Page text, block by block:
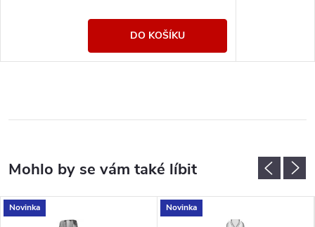
DO KOŠÍKU
Novinka Novinka